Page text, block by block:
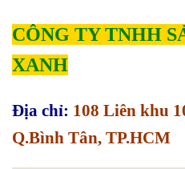
CÔNG TY TNHH
XANH
Địa chỉ: 108 Liên khu
Q.Bình Tân, TP.HCM